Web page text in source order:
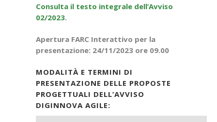
Consulta il testo integrale dell’Avviso
02/2023.
Apertura FARC Interattivo per la
presentazione: 24/11/2023 ore 09.00
MODALITÀ E TERMINI DI
PRESENTAZIONE DELLE PROPOSTE
PROGETTUALI DELL’AVVISO
DIGINNOVA AGILE: